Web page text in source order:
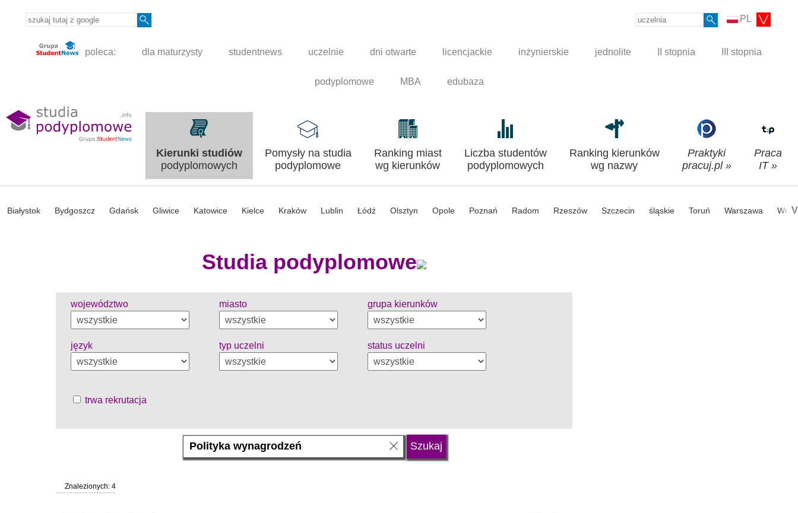
PL
poleca: dla maturzysty studentnews uczelnie dni otwarte licencjackie inżynierskie jednolite II stopnia III stopnia
podyplomowe MBA edubaza
Kierunki studiów
podyplomowych
Pomysły na studia
podyplomowe
Ranking miast
wg kierunków
Liczba studentów
podyplomowych
Ranking kierunków
wg nazwy
Praktyki
pracuj.pl »
Praca
IT »
Białystok Bydgoszcz Gdańsk Gliwice Katowice Kielce Kraków Lublin Łódź Olsztyn Opole Poznań Radom Rzeszów Szczecin śląskie Toruń Warszawa V
Studia podyplomowe
województwo miasto grupa kierunków
język typ uczelni status uczelni
trwa rekrutacja
Znalezionych: 4